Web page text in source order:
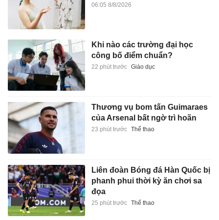
06:05 8/8/2026
Khi nào các trường đại học
công bố điểm chuẩn?
22 phút trước Giáo dục
Thương vụ bom tấn Guimaraes
của Arsenal bất ngờ trì hoãn
23 phút trước Thể thao
Liên đoàn Bóng đá Hàn Quốc bị
phanh phui thời kỳ ăn chơi sa
đọa
25 phút trước Thể thao